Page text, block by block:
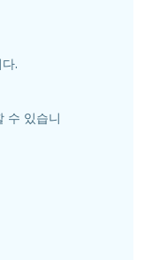
.
수 있습니